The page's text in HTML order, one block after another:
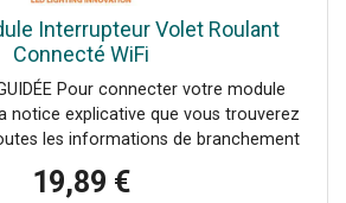
Interrupteur Volet Roulant
Connecté WiFi
Pour connecter votre module
notice explicative que vous trouverez
les informations de branchement
inscrites. Ce module pourra être
le souhaitez (derrière un interrupteur,
19,89 €